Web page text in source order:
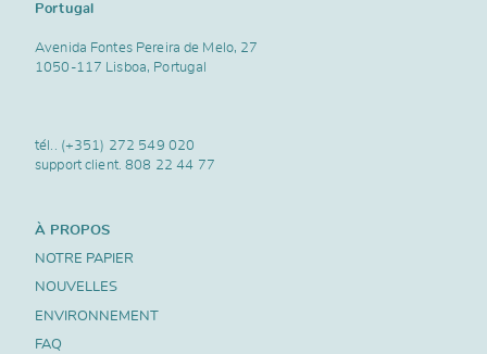
Portugal
Avenida Fontes Pereira de Melo, 27
1050-117 Lisboa, Portugal
tél.. (+351) 272 549 020
support client.808 22 44 77
À PROPOS
NOTRE PAPIER
NOUVELLES
ENVIRONNEMENT
FAQ